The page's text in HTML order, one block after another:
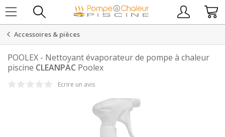
Accessoires & pièces
POOLEX - Nettoyant évaporateur de pompe à chaleur
piscine CLEANPAC Poolex
Ecrire un avis